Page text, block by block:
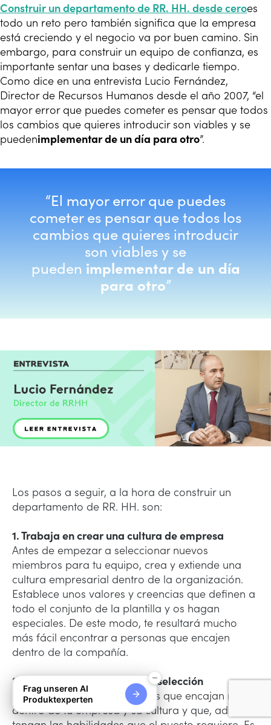
Construir un departamento de RR. HH. desde ceroes
todo un reto pero también significa que la empresa
está creciendo y el negocio va por buen camino. Sin
embargo, para construir un equipo de confianza, es
importante sentar una bases y dedicarle tiempo.
Como dice en una entrevista Lucio Fernández,
Director de Recursos Humanos desde el año 2007, “el
mayor error que puedes cometer es pensar que todos
los cambios que quieres introducir son viables y se
puedenimplementar de un día para otro”.
“El mayor error que puedes
cometer es pensar que todos los
cambios que quieres introducir
son viables y se
pueden implementar de un día
para otro”
Los pasos a seguir, a la hora de construir un
departamento de RR. HH. son:
1. Trabaja en crear una cultura de empresa
Antes de empezar a seleccionar nuevos
miembros para tu equipo, crea y extiende una
cultura empresarial dentro de la organización.
Establece unos valores y creencias que definen a
todo el conjunto de la plantilla y os hagan
especiales. De este modo, te resultará mucho
más fácil encontrar a personas que encajen
dentro de la compañía.
2. Lleva a cabo el proceso de selección
Elige a aquellos profesionales que encajan mejor
dentro de tu empresa y su cultura y que, además,
Frag unseren AI
Produktexperten